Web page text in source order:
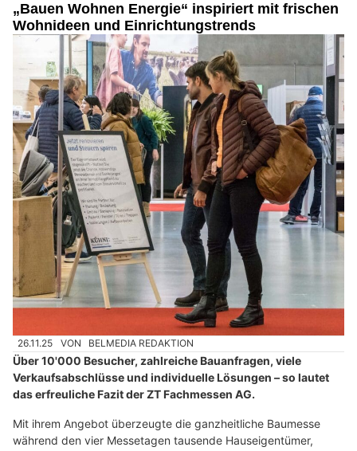
„Bauen Wohnen Energie“ inspiriert mit frischen
Wohnideen und Einrichtungstrends
26.11.25 VON BELMEDIA REDAKTION
Über 10'000 Besucher, zahlreiche Bauanfragen, viele
Verkaufsabschlüsse und individuelle Lösungen – so lautet
das erfreuliche Fazit der ZT Fachmessen AG.
Mit ihrem Angebot überzeugte die ganzheitliche Baumesse
während den vier Messetagen tausende Hauseigentümer,